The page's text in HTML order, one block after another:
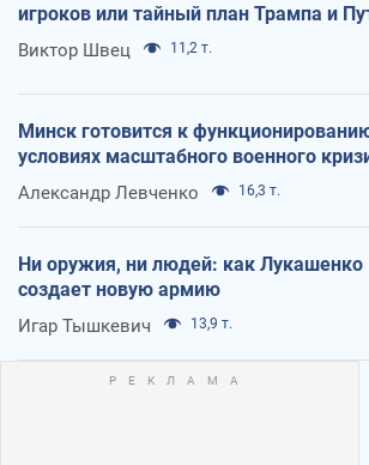
игроков или тайный план Трампа и
Виктор Швец 11,2 т.
Минск готовится к
условиях масштабного военного
Александр Левченко 16,3 т.
Ни оружия, ни людей: как Лукашенко
создает новую армию
Игар Тышкевич 13,9 т.